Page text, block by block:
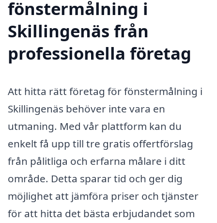
fönstermålning i
Skillingenäs från
professionella företag
Att hitta rätt företag för fönstermålning i
Skillingenäs behöver inte vara en
utmaning. Med vår plattform kan du
enkelt få upp till tre gratis offertförslag
från pålitliga och erfarna målare i ditt
område. Detta sparar tid och ger dig
möjlighet att jämföra priser och tjänster
för att hitta det bästa erbjudandet som